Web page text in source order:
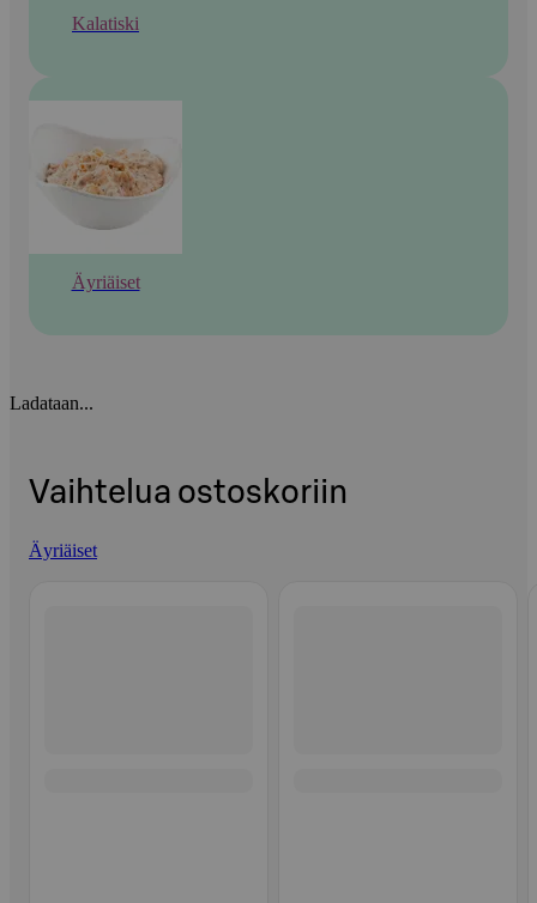
Kalatiski
Äyriäiset
Ladataan...
Vaihtelua ostoskoriin
Äyriäiset